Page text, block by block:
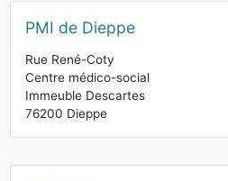
PMI de Dieppe
Rue René-Coty
Centre médico-social
Immeuble Descartes
76200 Dieppe